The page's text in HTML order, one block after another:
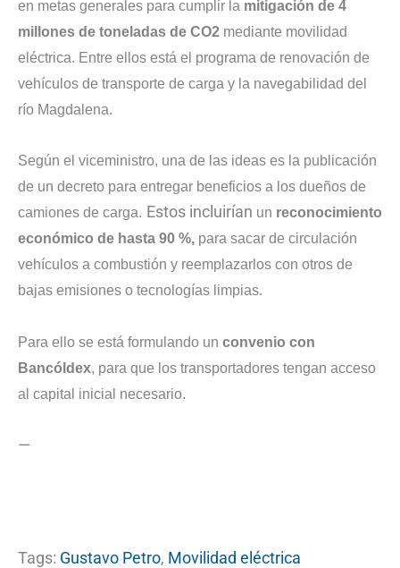
en metas generales para cumplir la mitigación de 4
millones de toneladas de CO2 mediante movilidad
eléctrica. Entre ellos está el programa de renovación de
vehículos de transporte de carga y la navegabilidad del
río Magdalena.
Según el viceministro, una de las ideas es la publicación
de un decreto para entregar beneficios a los dueños de
camiones de carga. Estos incluirían un reconocimiento
económico de hasta 90 %, para sacar de circulación
vehículos a combustión y reemplazarlos con otros de
bajas emisiones o tecnologías limpias.
Para ello se está formulando un convenio con
Bancóldex, para que los transportadores tengan acceso
al capital inicial necesario.
—
Tags: Gustavo Petro, Movilidad eléctrica